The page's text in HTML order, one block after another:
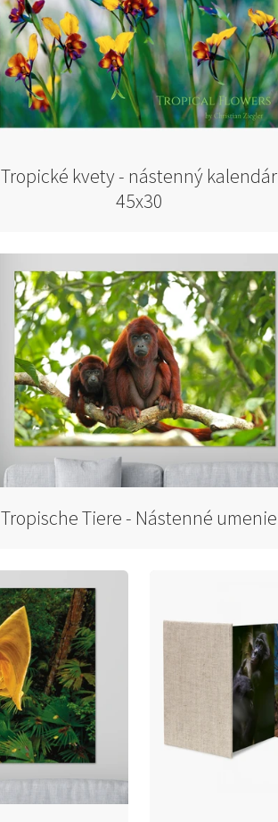
Tropické kvety - nástenný kalendár
45x30
Tropische Tiere - Nástenné umenie